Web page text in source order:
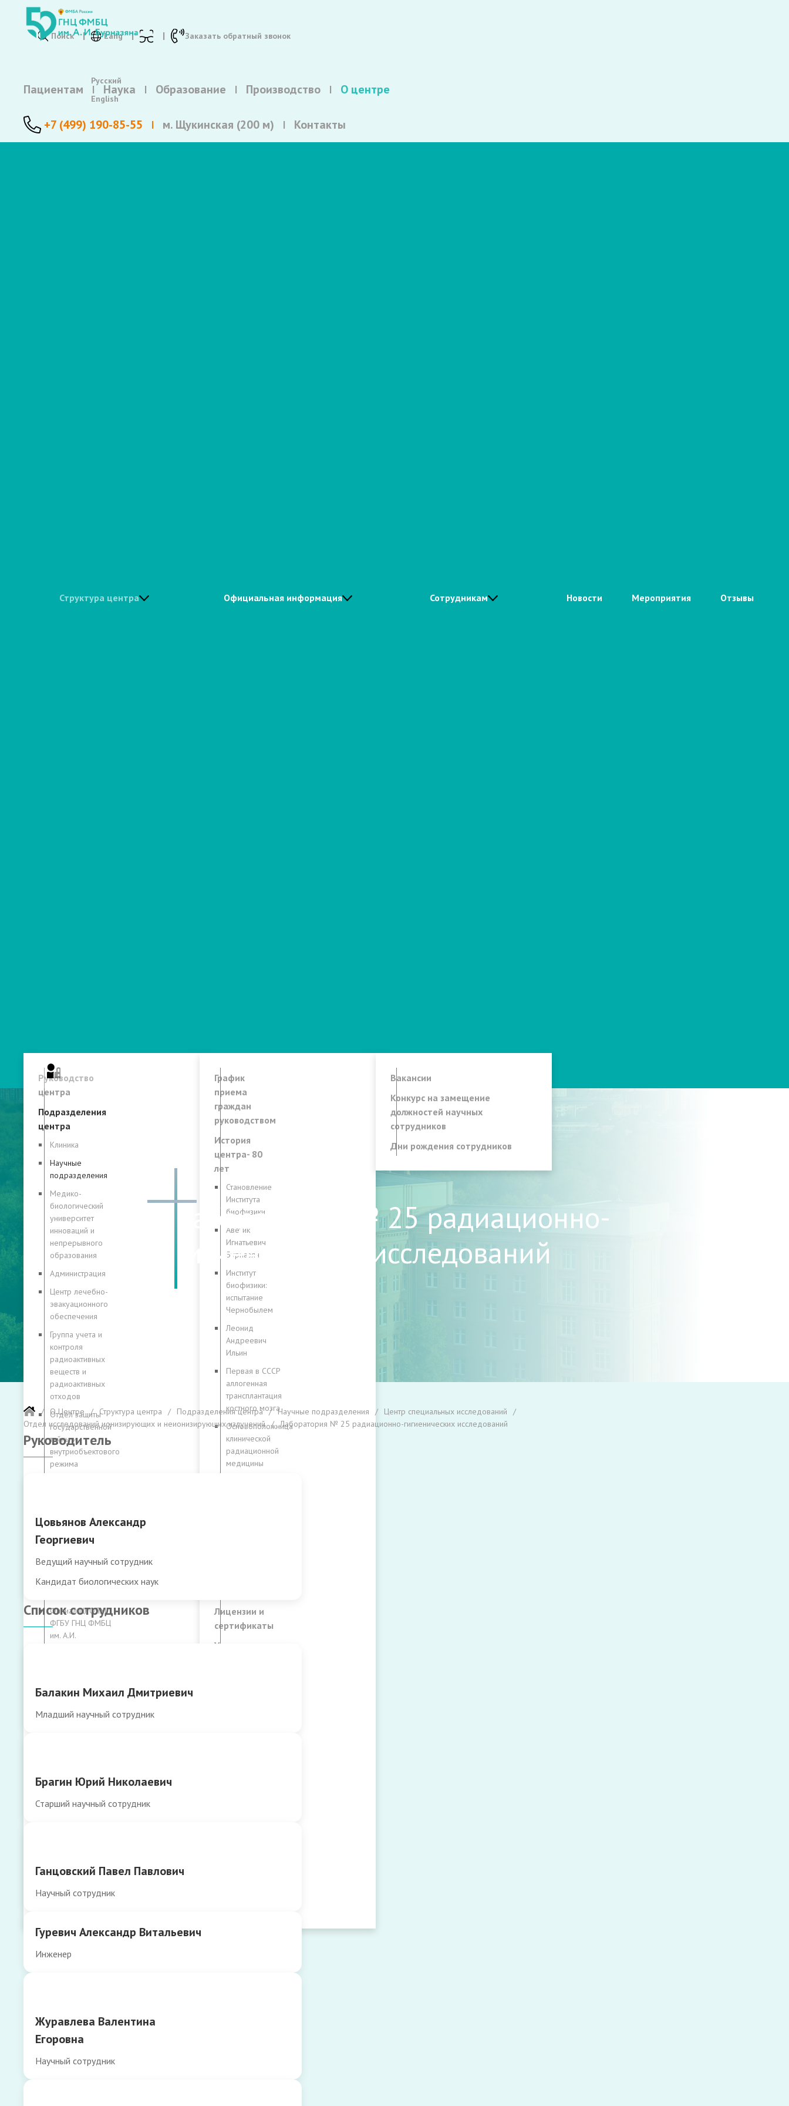
Поиск Lang
Русский
English
Заказать обратный звонок
Пациентам Наука Образование Производство О центре
+7 (499) 190-85-55 м. Щукинская (200 м) Контакты
Структура центра
Руководство
центра
Подразделения
центра
Клиника
Научные
подразделения
Медико-
биологический
университет
инноваций и
непрерывного
образования
Администрация
Центр лечебно-
эвакуационного
обеспечения
Группа учета и
контроля
радиоактивных
веществ и
радиоактивных
отходов
Отдел защиты
государственной
тайны и
внутриобъектового
режима
труда,
радиационной и
промышленной
безопасности
Управление
Филиал ЦРОЯМ
ФГБУ ГНЦ ФМБЦ
им. А.И.
Бронирование
проживания в
гостинице (Дом
Отдел по
координации
Пресс-центр
Официальная информация
График
приема
граждан
руководством
История
центра- 80
лет
Становление
Института
биофизики
Аветик
Игнатьевич
Бурназян
Институт
биофизики:
испытание
Чернобылем
Леонид
Андреевич
Ильин
Первая в СССР
аллогенная
трансплантация
костного мозга
Основоположница
клинической
радиационной
медицины
Лицензии и
сертификаты
Учредительные
Сотрудникам
Вакансии
Конкурс на замещение
должностей научных
сотрудников
Дни рождения сотрудников
Новости Мероприятия Отзывы
Лаборатория № 25 радиационно-
гигиенических исследований
О Центре Структура центра Подразделения центра Научные подразделения
Центр специальных исследований
Отдел исследований ионизирующих и неионизирующих излучений
Лаборатория № 25 радиационно-гигиенических исследований
Руководитель
Цовьянов Александр
Георгиевич
Ведущий научный сотрудник
Кандидат биологических наук
Список сотрудников
Балакин Михаил Дмитриевич
Младший научный сотрудник
Брагин Юрий Николаевич
Старший научный сотрудник
Ганцовский Павел Павлович
Научный сотрудник
Гуревич Александр Витальевич
Инженер
Журавлева Валентина
Егоровна
Научный сотрудник